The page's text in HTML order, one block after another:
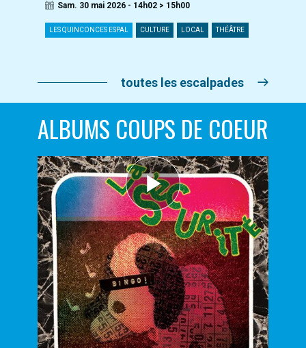
Sam. 30 mai 2026 - 14h02 > 15h00
LES QUINCONCES ESPAL CULTURE LOCAL THÉÂTRE
toutes les escalpades
ALBUMS COUPS DE COEUR